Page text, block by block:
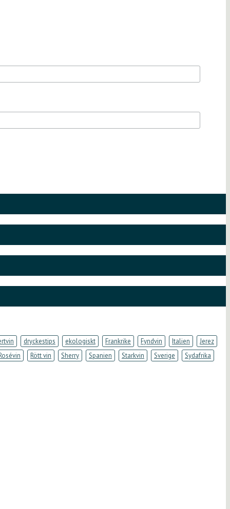
dryckestips ekologiskt Frankrike Fyndvin Italien
Jerez
Rött vin Sherry Spanien Starkvin Sverige
Sydafrika